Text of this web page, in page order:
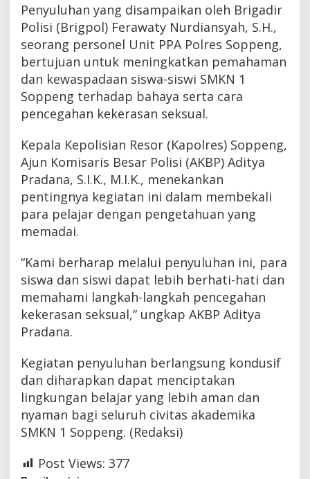
Penyuluhan yang disampaikan oleh Brigadir
Polisi (Brigpol) Ferawaty Nurdiansyah, S.H.,
seorang personel Unit PPA Polres Soppeng,
bertujuan untuk meningkatkan pemahaman
dan kewaspadaan siswa-siswi SMKN 1
Soppeng terhadap bahaya serta cara
pencegahan kekerasan seksual.
Kepala Kepolisian Resor (Kapolres) Soppeng,
Ajun Komisaris Besar Polisi (AKBP) Aditya
Pradana, S.I.K., M.I.K., menekankan
pentingnya kegiatan ini dalam membekali
para pelajar dengan pengetahuan yang
memadai.
“Kami berharap melalui penyuluhan ini, para
siswa dan siswi dapat lebih berhati-hati dan
memahami langkah-langkah pencegahan
kekerasan seksual,” ungkap AKBP Aditya
Pradana.
Kegiatan penyuluhan berlangsung kondusif
dan diharapkan dapat menciptakan
lingkungan belajar yang lebih aman dan
nyaman bagi seluruh civitas akademika
SMKN 1 Soppeng. (Redaksi)
Post Views: 377